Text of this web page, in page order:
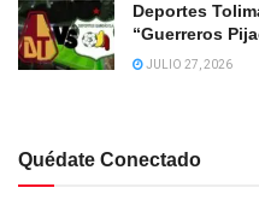
Deportes
“Guerreros
JULIO 27, 2026
Quédate Conectado